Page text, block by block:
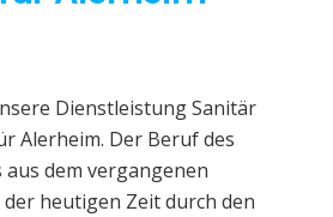
Dienstleistung Sanitär
Alerheim. Der Beruf des
dem vergangenen
heutigen Zeit durch den